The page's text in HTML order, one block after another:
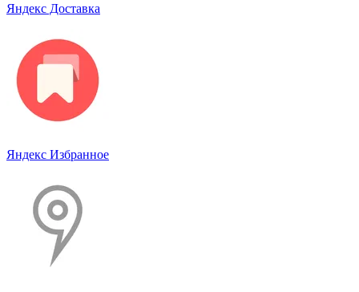
Яндекс Доставка
Яндекс Избранное